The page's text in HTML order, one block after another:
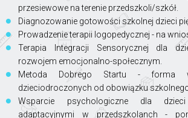
przesiewowe na terenie przedszkoli/szkół.
Diagnozowanie gotowości szkolnej dzieci
Prowadzenie terapii logopedycznej - na
Terapia Integracji Sensorycznej dla
rozwojem emocjonalno-społecznym.
Metoda Dobrego Startu - forma
dzieciodroczonych od obowiązku
Wsparcie psychologiczne dla
adaptacyjnymi w przedszkolanch -